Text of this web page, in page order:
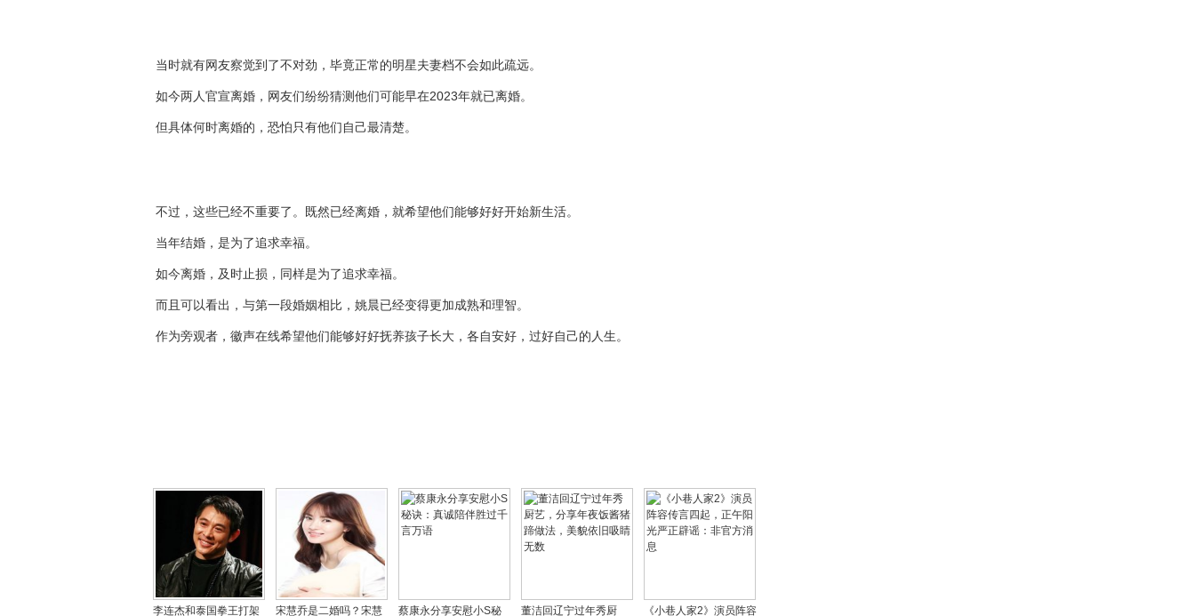
当时就有网友察觉到了不对劲，毕竟正常的明星夫妻档不会如此疏远。
如今两人官宣离婚，网友们纷纷猜测他们可能早在2023年就已离婚。
但具体何时离婚的，恐怕只有他们自己最清楚。
不过，这些已经不重要了。既然已经离婚，就希望他们能够好好开始新生活。
当年结婚，是为了追求幸福。
如今离婚，及时止损，同样是为了追求幸福。
而且可以看出，与第一段婚姻相比，姚晨已经变得更加成熟和理智。
作为旁观者，徽声在线希望他们能够好好抚养孩子长大，各自安好，过好自己的人生。
李连杰和泰国拳王打架 宋慧乔是二婚吗？宋慧 蔡康永分享安慰小S秘 董洁回辽宁过年秀厨 《小巷人家2》演员阵容